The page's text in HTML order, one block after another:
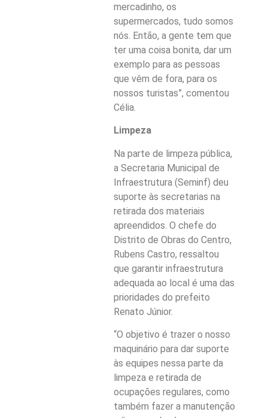
mercadinho, os
supermercados, tudo somos
nós. Então, a gente tem que
ter uma coisa bonita, dar um
exemplo para as pessoas
que vêm de fora, para os
nossos turistas”, comentou
Célia.
Limpeza
Na parte de limpeza pública,
a Secretaria Municipal de
Infraestrutura (Seminf) deu
suporte às secretarias na
retirada dos materiais
apreendidos. O chefe do
Distrito de Obras do Centro,
Rubens Castro, ressaltou
que garantir infraestrutura
adequada ao local é uma das
prioridades do prefeito
Renato Júnior.
“O objetivo é trazer o nosso
maquinário para dar suporte
às equipes nessa parte da
limpeza e retirada de
ocupações regulares, como
também fazer a manutenção